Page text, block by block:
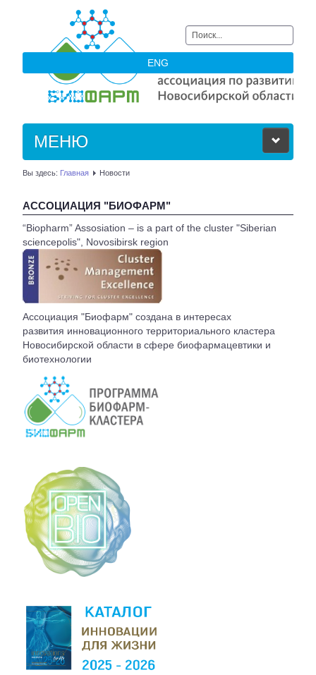
Искать...
ENG
МЕНЮ
ОБ АССОЦИАЦИИ
ЧЛЕНЫ АССОЦИАЦИИ
НОВОСТИ
АКТУАЛЬНОЕ
ВСТУПЛЕНИЕ
КОНТАКТЫ
БЮРО АССОЦИАЦИИ
Вы здесь: Главная Новости
АССОЦИАЦИЯ "БИОФАРМ"
“Biopharm” Assosiation – is a part of the cluster "Siberian
sciencepolis", Novosibirsk region
Ассоциация "Биофарм" создана в интересах
развития инновационного территориального кластера
Новосибирской области в сфере биофармацевтики и
биотехнологии